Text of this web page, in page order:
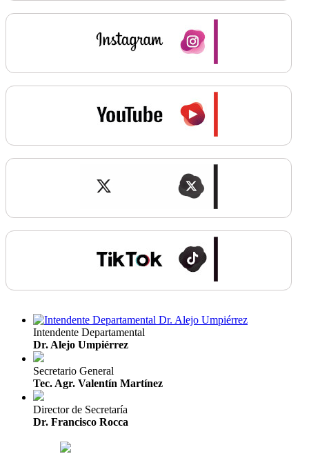
Intendente Departamental
Dr. Alejo Umpiérrez
Secretario General
Tec. Agr. Valentín Martínez
Director de Secretaría
Dr. Francisco Rocca